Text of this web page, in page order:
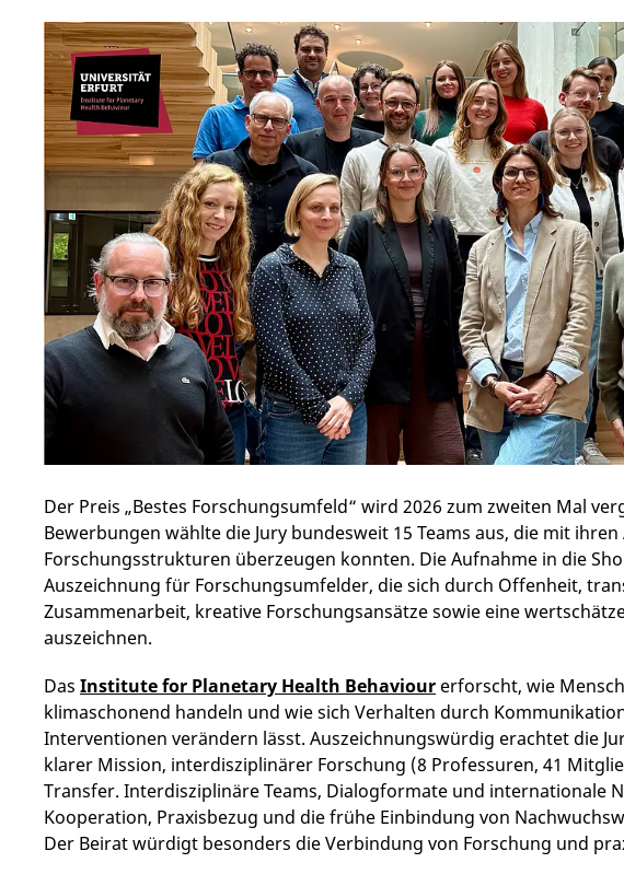
Der Preis „Bestes Forschungsumfeld“ wird 2026 zum zweiten Mal
Bewerbungen wählte die Jury bundesweit 15 Teams aus, die mit
Forschungsstrukturen überzeugen konnten. Die Aufnahme in die
Auszeichnung für Forschungsumfelder, die sich durch Offenheit,
Zusammenarbeit, kreative Forschungsansätze sowie eine
auszeichnen.
Das Institute for Planetary Health Behaviour erforscht, wie
klimaschonend handeln und wie sich Verhalten durch
Interventionen verändern lässt. Auszeichnungswürdig erachtet die
klarer Mission, interdisziplinärer Forschung (8 Professuren, 41
Transfer. Interdisziplinäre Teams, Dialogformate und internationale
Kooperation, Praxisbezug und die frühe Einbindung von
Der Beirat würdigt besonders die Verbindung von Forschung und